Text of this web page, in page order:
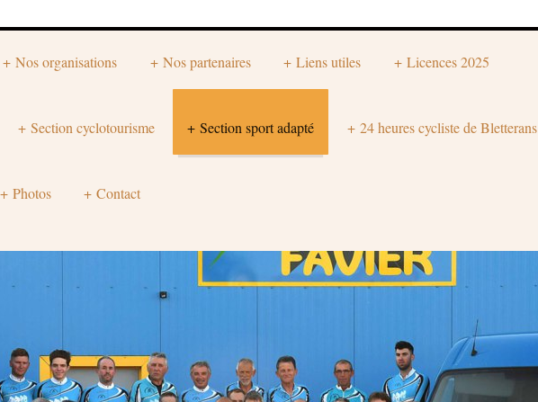
Nos organisations Nos partenaires Liens utiles Licences 2025
Section cyclotourisme Section sport adapté 24 heures cycliste de Bletterans
Photos Contact